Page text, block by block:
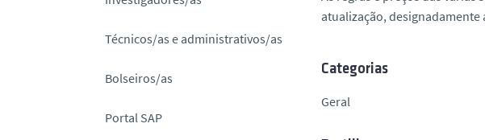
Técnicos/as e administrativos/as
Bolseiros/as
Portal SAP
atualização,
Categorias
Geral